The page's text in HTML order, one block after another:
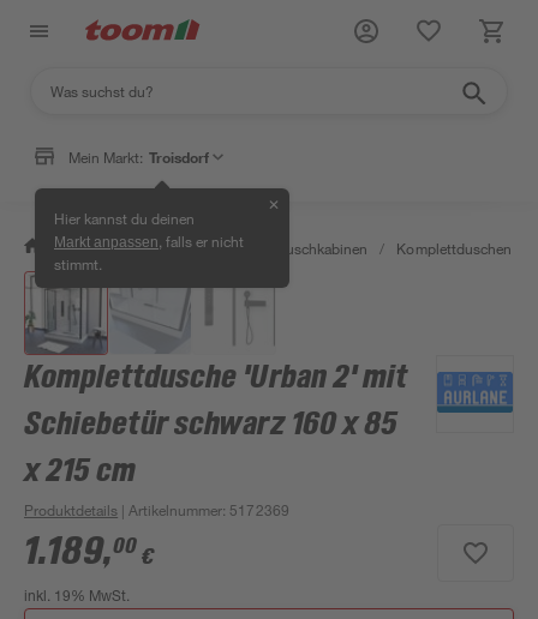
Mein Markt: Troisdorf
Hier kannst du deinen
Markt anpassen , falls er nicht
stimmt.
✕
/ Bad & Sanitär / Duschen Duschkabinen / Komplettduschen
Komplettdusche 'Urban 2' mit
Schiebetür schwarz 160 x 85
x 215 cm
Produktdetails | Artikelnummer: 5172369
1.189,00 €
inkl. 19% MwSt.